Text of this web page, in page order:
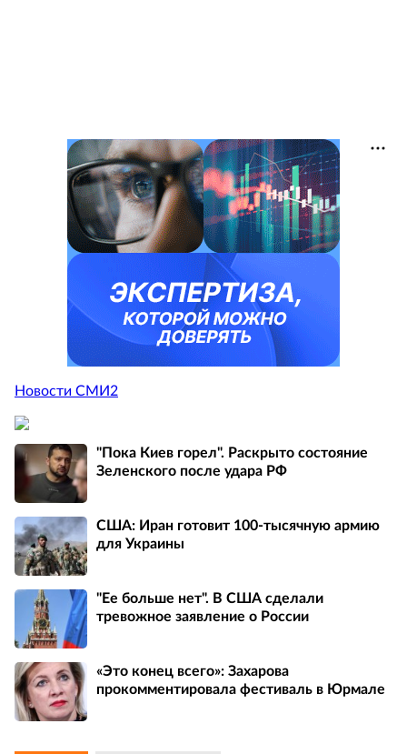
Новости СМИ2
"Пока Киев горел". Раскрыто состояние
Зеленского после удара РФ
США: Иран готовит 100-тысячную армию
для Украины
"Ее больше нет". В США сделали
тревожное заявление о России
«Это конец всего»: Захарова
прокомментировала фестиваль в Юрмале